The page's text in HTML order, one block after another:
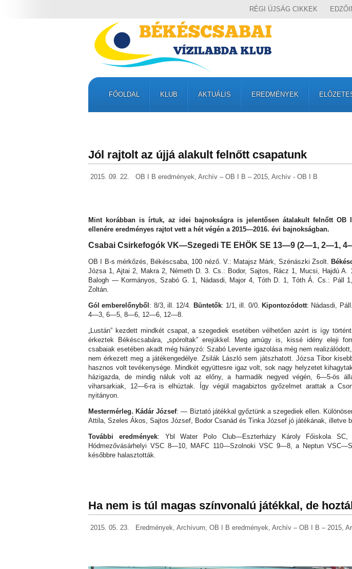
RÉGI ÚJSÁG CIKKEK
FŐOLDAL KLUB AKTUÁLIS EREDMÉNYEK
Jól rajtolt az újjá alakult felnőtt csapatunk
2015. 09. 22. OB I B eredmények Archív – OB I B – 2015 Archív - OB I B
Mint korábban is írtuk, az idei bajnokságra is jelentősen átalakult felnőtt OB
ellenére eredményes rajtot vett a hét végén a 2015—2016. évi bajnokságban.
Csabai Csirkefogók VK—Szegedi TE EHÖK SE 13—9 (2—1, 2—1,
OB I B-s mérkőzés, Békéscsaba, 100 néző. V.: Matajsz Márk, Szénászki Zsolt.
Józsa 1, Ajtai 2, Makra 2, Németh D. 3. Cs.: Bodor, Sajtos, Rácz 1, Mucsi, Hajdú A.
Balogh — Kormányos, Szabó G. 1, Nádasdi, Major 4, Tóth D. 1, Tóth Á. Cs.: Páll
Zoltán.
Gól emberelőnyből: 8/3, ill. 12/4. Büntetők: 1/1, ill. 0/0.Kipontozódott: Nádasdi,
4—3, 6—5, 8—6, 12—6, 12—8.
„Lustán” kezdett mindkét csapat, a szegediek esetében vélhetően azért is így
érkeztek Békéscsabára, „spóroltak” erejükkel. Meg amúgy is, kissé idény eleji
csabaiak esetében akadt még hiányzó: Szabó Levente igazolása még nem
nem érkezett meg a játékengedélye. Zsilák László sem játszhatott. Józsa Tibor
hasznos volt tevékenysége. Mindkét együttesre igaz volt, sok nagy helyzetet
házigazda, de mindig náluk volt az előny, a harmadik negyed végén, 6—5-ös
viharsarkiak, 12—6-ra is elhúztak. Így végül magabiztos győzelmet arattak a
nyitányon.
Mestermérleg. Kádár József: — Biztató játékkal győztünk a szegediek ellen.
Attila, Szeles Ákos, Sajtos József, Bodor Csanád és Tinka József jó játékának, illetve
További eredmények: Ybl Water Polo Club—Eszterházy Károly Főiskola
Hódmezővásárhelyi VSC 8—10, MAFC 110—Szolnoki VSC 9—8, a Neptun
későbbre halasztották.
Ha nem is túl magas színvonalú játékkal, de
2015. 05. 23. Eredmények Archívum OB I B eredmények Archív – OB I B – 2015